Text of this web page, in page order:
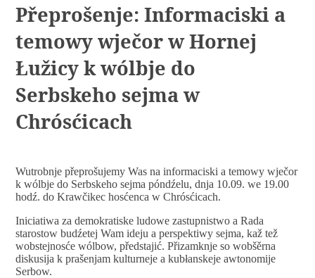
Přeprošenje: Informaciski a
temowy wječor w Hornej
Łužicy k wólbje do
Serbskeho sejma w
Chrósćicach
Wutrobnje přeprošujemy Was na informaciski a temowy wječor
k wólbje do Serbskeho sejma póndźelu, dnja 10.09. we 19.00
hodź. do Krawčikec hosćenca w Chrósćicach.
Iniciatiwa za demokratiske ludowe zastupnistwo a Rada
starostow budźetej Wam ideju a perspektiwy sejma, kaž tež
wobstejnosće wólbow, předstajić. Přizamknje so wobšěrna
diskusija k prašenjam kulturneje a kubłanskeje awtonomije
Serbow.